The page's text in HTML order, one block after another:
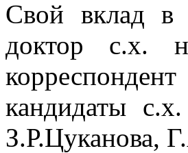
Свой вклад в
доктор с.х.
кандидаты
З.Р.Цуканова,